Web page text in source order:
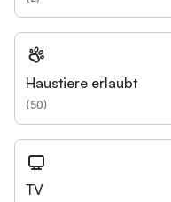
Haustiere erlaubt
(50)
TV